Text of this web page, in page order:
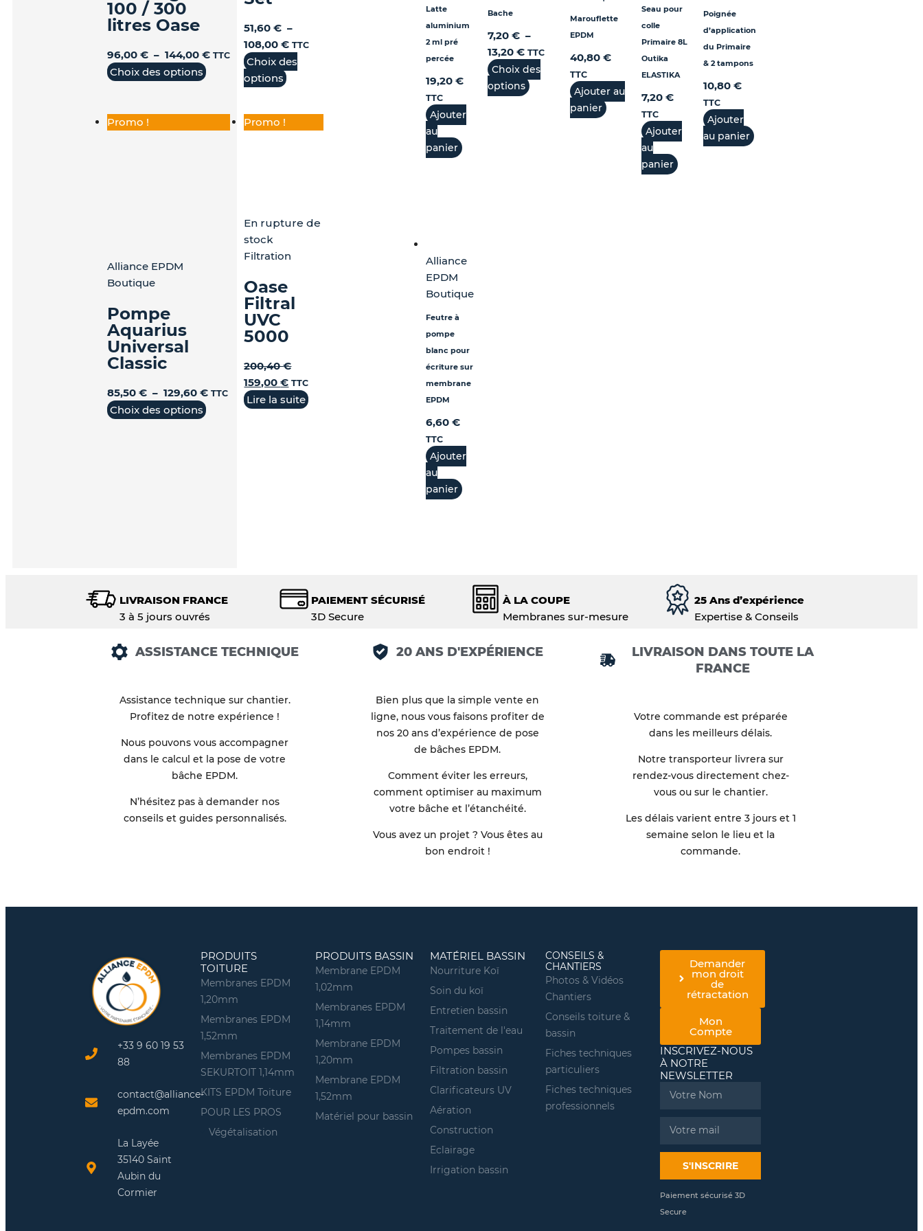
100 / 300
litres Oase
96,00€ – 144,00€ TTC
Choix des options
51,60€ –
108,00€ TTC
Choix des
options
Promo !
Alliance EPDM
Boutique
Pompe
Aquarius
Universal
Classic
85,50€ – 129,60€ TTC
Choix des options
Promo !
En rupture de
stock
Filtration
Oase
Filtral
UVC
5000
200,40€
159,00€ TTC
Lire la suite
Latte
aluminium
2 ml pré
percée
19,20€
TTC
Ajouter
au
panier
Bache
7,20€ –
13,20€ TTC
Choix des
options
Marouflette
EPDM
40,80€
TTC
Ajouter au
panier
Seau pour
colle
Primaire 8L
Outika
ELASTIKA
7,20€
TTC
Ajouter
au
panier
Poignée
d’application
du Primaire
& 2 tampons
10,80€
TTC
Ajouter
au panier
Alliance
EPDM
Boutique
Feutre à
pompe
blanc pour
écriture sur
membrane
EPDM
6,60€
TTC
Ajouter
au
panier
LIVRAISON FRANCE
3 à 5 jours ouvrés
PAIEMENT SÉCURISÉ
3D Secure
À LA COUPE
Membranes sur-mesure
25 Ans d’expérience
Expertise & Conseils
ASSISTANCE TECHNIQUE
Assistance technique sur chantier.
Profitez de notre expérience !
Nous pouvons vous accompagner
dans le calcul et la pose de votre
bâche EPDM.
N’hésitez pas à demander nos
conseils et guides personnalisés.
20 ANS D'EXPÉRIENCE
Bien plus que la simple vente en
ligne, nous vous faisons profiter de
nos 20 ans d’expérience de pose
de bâches EPDM.
Comment éviter les erreurs,
comment optimiser au maximum
votre bâche et l’étanchéité.
Vous avez un projet ? Vous êtes au
bon endroit !
LIVRAISON DANS TOUTE LA
FRANCE
Votre commande est préparée
dans les meilleurs délais.
Notre transporteur livrera sur
rendez-vous directement chez-
vous ou sur le chantier.
Les délais varient entre 3 jours et 1
semaine selon le lieu et la
commande.
+33 9 60 19 53
88
contact@alliance-
epdm.com
La Layée
35140 Saint
Aubin du
Cormier
PRODUITS
TOITURE
Membranes EPDM
1,20mm
Membranes EPDM
1,52mm
Membranes EPDM
SEKURTOIT 1,14mm
KITS EPDM Toiture
POUR LES PROS
Végétalisation
PRODUITS BASSIN
Membrane EPDM
1,02mm
Membranes EPDM
1,14mm
Membrane EPDM
1,20mm
Membrane EPDM
1,52mm
Matériel pour bassin
MATÉRIEL BASSIN
Nourriture Koï
Soin du koï
Entretien bassin
Traitement de l'eau
Pompes bassin
Filtration bassin
Clarificateurs UV
Aération
Construction
Eclairage
Irrigation bassin
CONSEILS &
CHANTIERS
Photos & Vidéos
Chantiers
Conseils toiture &
bassin
Fiches techniques
particuliers
Fiches techniques
professionnels
Demander
mon droit
de
rétractation
Mon
Compte
INSCRIVEZ-NOUS
À NOTRE
NEWSLETTER
Name
Email
S'INSCRIRE
Paiement sécurisé 3D
Secure